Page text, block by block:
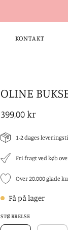
KONTAKT
OLINE
399,00 kr
1-2 dages
Fri fragt ved køb
Over 20.000 glade
Få på lager
STØRRELSE